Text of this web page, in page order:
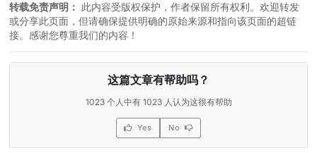
转载免责声明：
此内容受版权保护，作者保留所有权利。欢迎转发
或分享此页面，但请确保提供明确的原始来源和指向该页面的超链
接。感谢您尊重我们的内容！
这篇文章有帮助吗？
1023 个人中有 1023 人认为这很有帮助
Yes No